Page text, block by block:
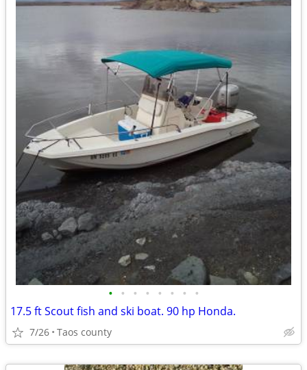
• • • • • • • •
17.5 ft Scout fish and ski boat. 90 hp Honda.
7/26 Taos county